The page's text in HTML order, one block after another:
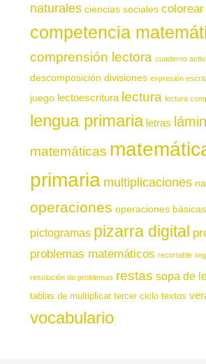
naturales ciencias sociales colorear
competencia
comprensión lectora cuaderno
descomposición divisiones expresión
juego lectoescritura lectura lectura
lengua primaria letras
matemáticas
primaria multiplicaciones
operaciones operaciones básicas
pictogramas pizarra digital
problemas matemáticos recortable
resolución de problemas restas sopa de
tablas de multiplicar tercer ciclo textos
vocabulario